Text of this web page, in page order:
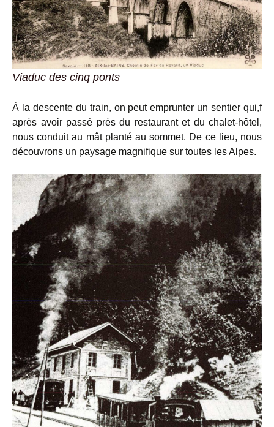
Viaduc des cinq ponts
À la descente du train, on peut emprunter un sentier qui,f
après avoir passé près du restaurant et du chalet-hôtel,
nous conduit au mât planté au sommet. De ce lieu, nous
découvrons un paysage magnifique sur toutes les Alpes.